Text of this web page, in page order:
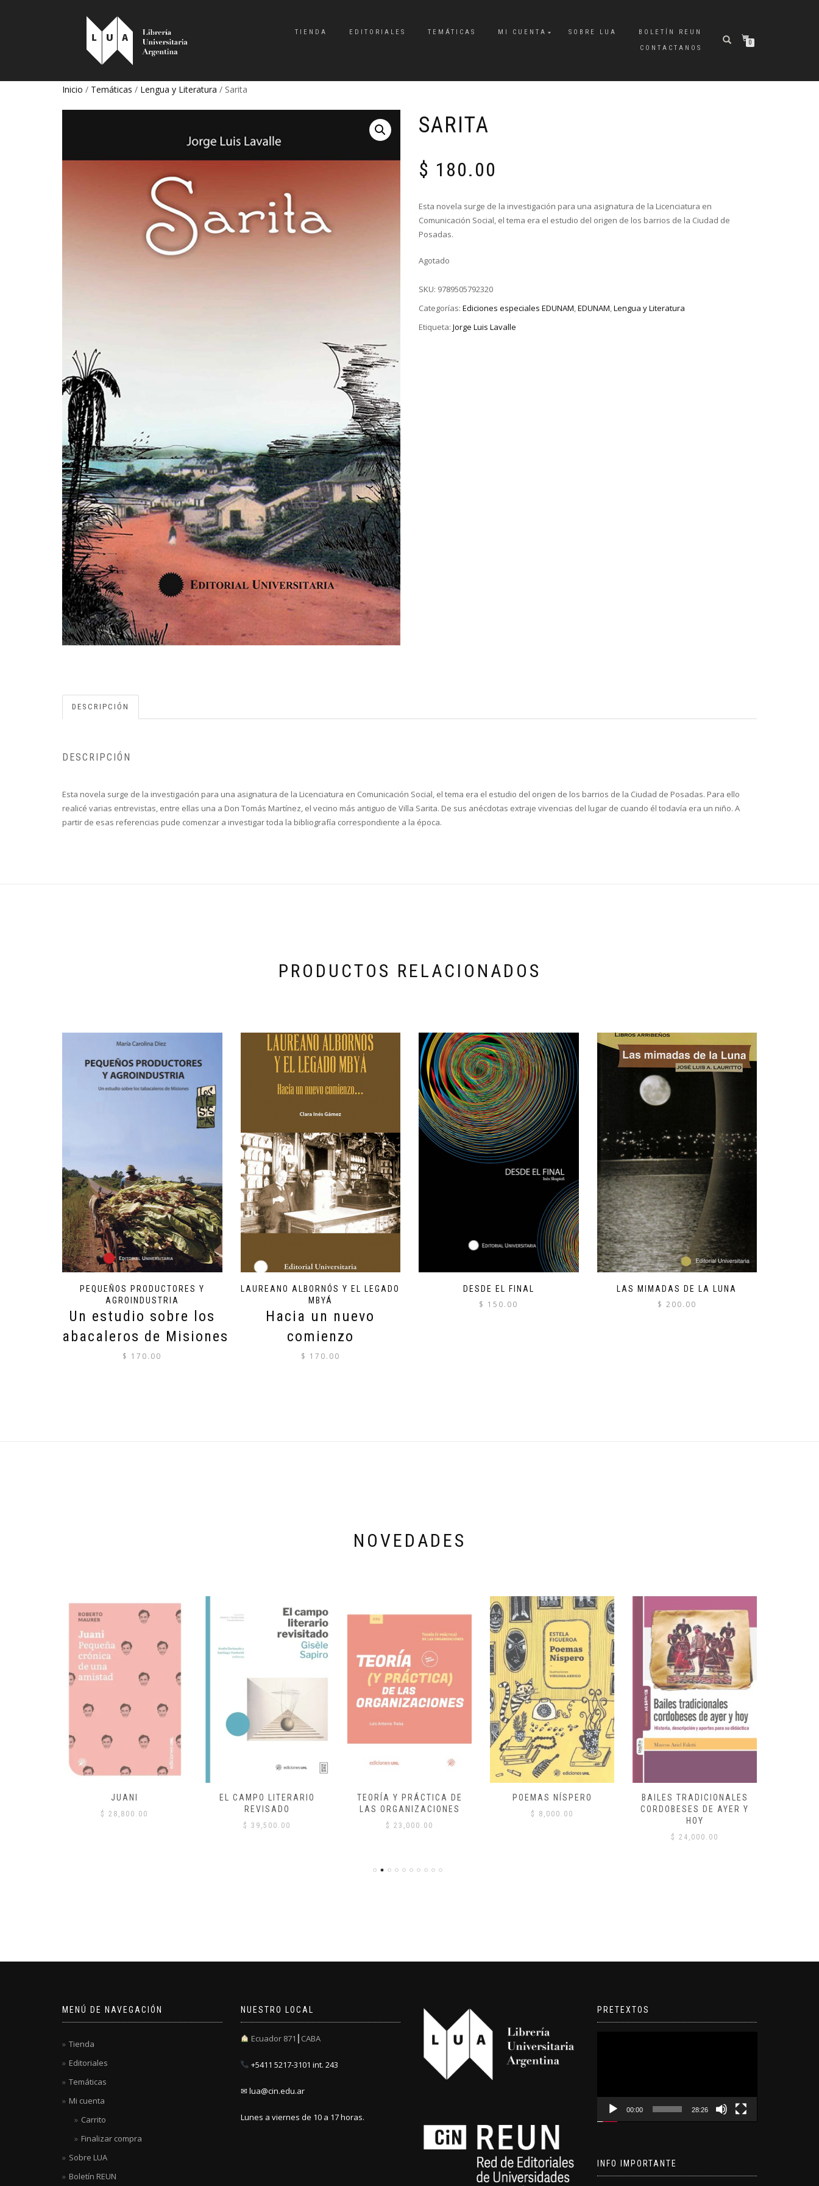
TIENDA EDITORIALES TEMÁTICAS MI CUENTA SOBRE LUA
BOLETÍN REUN
CONTACTANOS
0
Inicio / Temáticas / Lengua y Literatura / Sarita
SARITA
$ 180.00
Esta novela surge de la investigación para una asignatura de la Licenciatura en
Comunicación Social, el tema era el estudio del origen de los barrios de la Ciudad de
Posadas.
Agotado
SKU: 9789505792320
Categorías: Ediciones especiales EDUNAM,EDUNAM,Lengua y Literatura
Etiqueta: Jorge Luis Lavalle
DESCRIPCIÓN
DESCRIPCIÓN
Esta novela surge de la investigación para una asignatura de la Licenciatura en Comunicación Social, el tema era el estudio del origen de los barrios de la Ciudad de Posadas. Para ello
realicé varias entrevistas, entre ellas una a Don Tomás Martínez, el vecino más antiguo de Villa Sarita. De sus anécdotas extraje vivencias del lugar de cuando él todavía era un niño. A
partir de esas referencias pude comenzar a investigar toda la bibliografía correspondiente a la época.
PRODUCTOS RELACIONADOS
PEQUEÑOS PRODUCTORES Y
AGROINDUSTRIA
Un estudio sobre los
tabacaleros de Misiones
$ 170.00
LAUREANO ALBORNÓS Y EL LEGADO
MBYÁ
Hacia un nuevo
comienzo
$ 170.00
DESDE EL FINAL
$ 150.00
LAS MIMADAS DE LA LUNA
$ 200.00
NOVEDADES
JUANI
$ 28,800.00
EL CAMPO LITERARIO
REVISADO
$ 39,500.00
TEORÍA Y PRÁCTICA DE
LAS ORGANIZACIONES
$ 23,000.00
POEMAS NÍSPERO
$ 8,000.00
BAILES TRADICIONALES
CORDOBESES DE AYER Y
HOY
$ 24,000.00
MENÚ DE NAVEGACIÓN
Tienda
Editoriales
Temáticas
Mi cuenta
Carrito
Finalizar compra
Sobre LUA
Boletín REUN
NUESTRO LOCAL
Ecuador 871┃CABA
+5411 5217-3101 int. 243
✉ lua@cin.edu.ar
Lunes a viernes de 10 a 17 horas.
PRETEXTOS
00:00 28:26
INFO IMPORTANTE